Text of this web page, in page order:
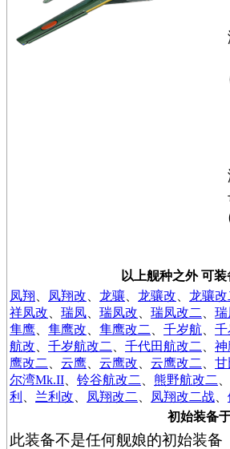
以上舰种之外 可
凤翔
凤翔改 龙骧 龙骧改 龙骧改
祥凤改
瑞凤 瑞凤改 瑞凤改二 瑞
隼鹰
隼鹰改 隼鹰改二 千岁航 千
航改
千岁航改二 千代田航改二 神
鹰改二
云鹰 云鹰改 云鹰改二 甘
尔湾Mk.II
铃谷航改二 熊野航改二
利
兰利改 凤翔改二 凤翔改二战
初始装备
此装备不是任何舰娘的初始装备